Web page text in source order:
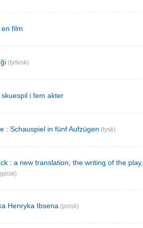
film
(tyrkisk)
i fem akter
: Schauspiel in fünf Aufzügen (tysk)
: a new translation, the writing of the play,
Henryka Ibsena (polsk)